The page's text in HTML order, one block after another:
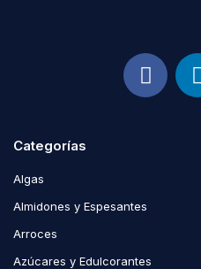
Categorías
Algas
Almidones y Espesantes
Arroces
Azúcares y Edulcorantes